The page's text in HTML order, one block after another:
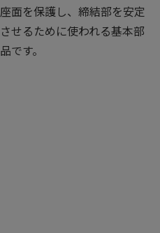
座面を保護し、締結部を安定
させるために使われる基本部
品です。